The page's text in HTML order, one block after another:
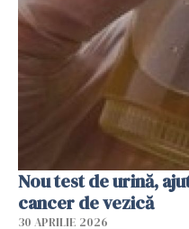
Nou test de urină,
cancer de vezică
30 APRILIE 2026